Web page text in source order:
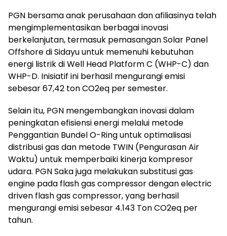
PGN bersama anak perusahaan dan afiliasinya telah
mengimplementasikan berbagai inovasi
berkelanjutan, termasuk pemasangan Solar Panel
Offshore di Sidayu untuk memenuhi kebutuhan
energi listrik di Well Head Platform C (WHP-C) dan
WHP-D. Inisiatif ini berhasil mengurangi emisi
sebesar 67,42 ton CO2eq per semester.
Selain itu, PGN mengembangkan inovasi dalam
peningkatan efisiensi energi melalui metode
Penggantian Bundel O-Ring untuk optimalisasi
distribusi gas dan metode TWIN (Pengurasan Air
Waktu) untuk memperbaiki kinerja kompresor
udara. PGN Saka juga melakukan substitusi gas
engine pada flash gas compressor dengan electric
driven flash gas compressor, yang berhasil
mengurangi emisi sebesar 4.143 Ton CO2eq per
tahun.